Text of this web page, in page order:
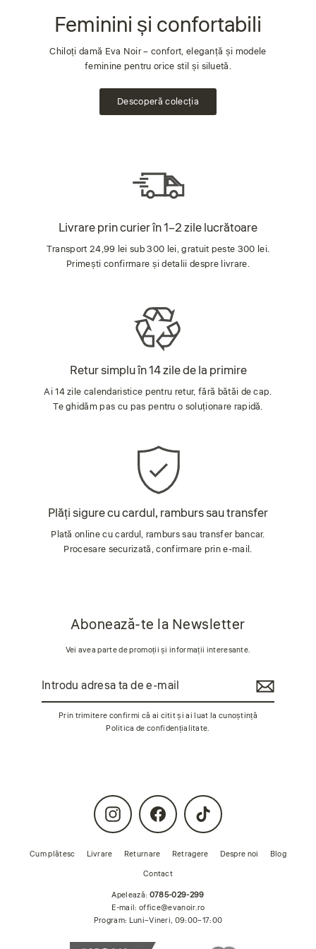
Feminini și confortabili
Chiloți damă Eva Noir – confort, eleganță și modele
feminine pentru orice stil și siluetă.
Descoperă colecția
Livrare prin curier în 1–2 zile lucrătoare
Transport 24,99 lei sub 300 lei, gratuit peste 300 lei.
Primești confirmare și detalii despre livrare.
Retur simplu în 14 zile de la primire
Ai 14 zile calendaristice pentru retur, fără bătăi de cap.
Te ghidăm pas cu pas pentru o soluționare rapidă.
Plăți sigure cu cardul, ramburs sau transfer
Plată online cu cardul, ramburs sau transfer bancar.
Procesare securizată, confirmare prin e-mail.
Abonează-te la Newsletter
Vei avea parte de promoții și informații interesante.
adresa
Prin trimitere confirmi că ai citit și ai luat la cunoștință
Politica de confidențialitate.
Instagram Facebook TikTok
Cum plătesc Livrare Returnare Retragere Despre noi
Blog
Contact
Apelează: 0785-029-299
E-mail:office@evanoir.ro
Program: Luni–Vineri, 09:00–17:00